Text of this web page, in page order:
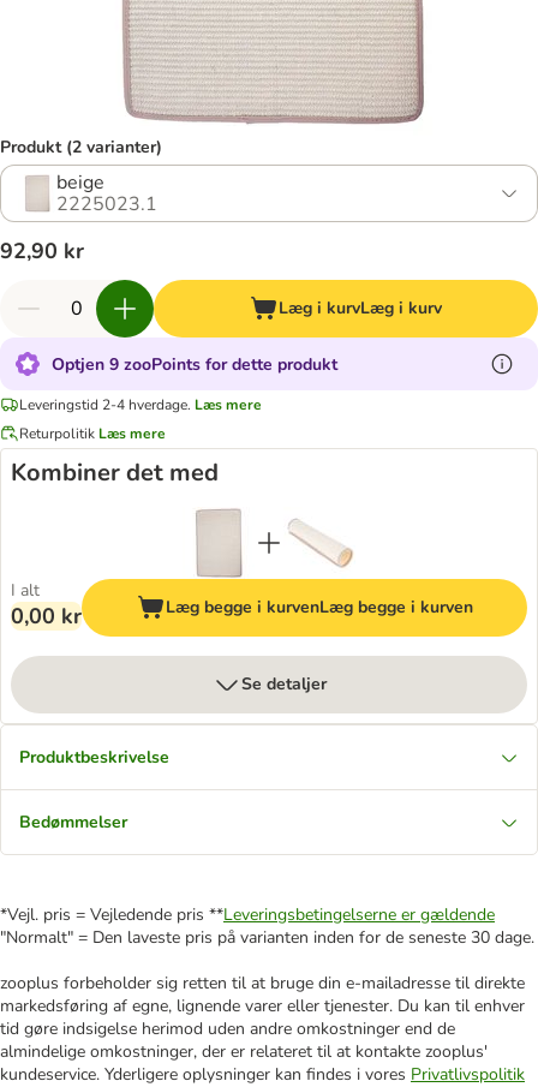
Produkt (2 varianter)
beige
2225023.1
92,90 kr
Læg i kurvLæg i kurv
Optjen 9 zooPoints for dette produkt
Leveringstid 2-4 hverdage. Læs mere
Returpolitik Læs mere
Kombiner det med
I alt
0,00 kr Læg begge i kurvenLæg begge i kurven
Se detaljer
Produktbeskrivelse
Bedømmelser
*Vejl. pris = Vejledende pris **Leveringsbetingelserne er gældende
"Normalt" = Den laveste pris på varianten inden for de seneste 30 dage.
zooplus forbeholder sig retten til at bruge din e-mailadresse til direkte
markedsføring af egne, lignende varer eller tjenester. Du kan til enhver
tid gøre indsigelse herimod uden andre omkostninger end de
almindelige omkostninger, der er relateret til at kontakte zooplus'
kundeservice. Yderligere oplysninger kan findes i vores Privatlivspolitik